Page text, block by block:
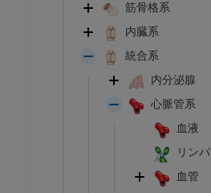
筋骨格系
内臓系
統合系
内分泌腺
心脈管系
血液
リンパ
血管